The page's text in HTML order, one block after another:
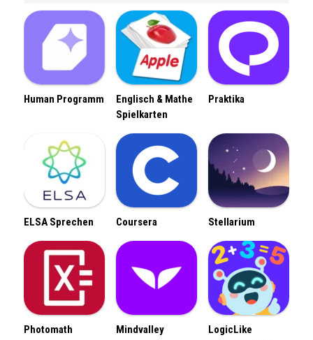
Human Programm
Englisch & Mathe
Spielkarten
Praktika
ELSA Sprechen Coursera Stellarium
Photomath Mindvalley
LogicLike